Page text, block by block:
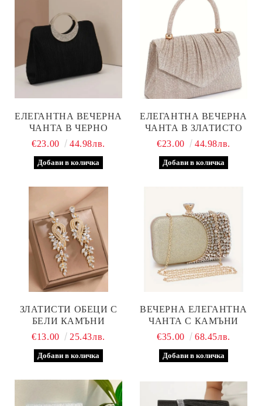
ЕЛЕГАНТНА ВЕЧЕРНА
ЧАНТА В ЧЕРНО
€23.00
44.98лв.
ЕЛЕГАНТНА ВЕЧЕРНА
ЧАНТА В ЗЛАТИСТО
€23.00
44.98лв.
ЗЛАТИСТИ ОБЕЦИ С
БЕЛИ КАМЪНИ
€13.00
25.43лв.
ВЕЧЕРНА ЕЛЕГАНТНА
ЧАНТА С КАМЪНИ
€35.00
68.45лв.